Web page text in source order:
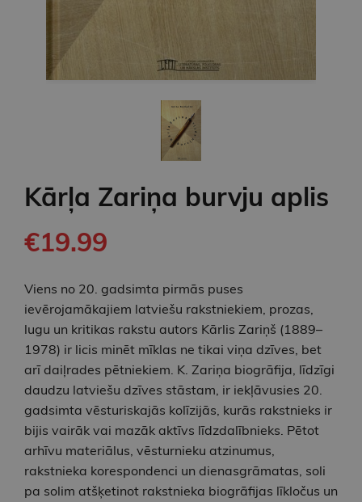
Kārļa Zariņa burvju aplis
€19.99
Viens no 20. gadsimta pirmās puses
ievērojamākajiem latviešu rakstniekiem, prozas,
lugu un kritikas rakstu autors Kārlis Zariņš (1889–
1978) ir licis minēt mīklas ne tikai viņa dzīves, bet
arī daiļrades pētniekiem. K. Zariņa biogrāfija, līdzīgi
daudzu latviešu dzīves stāstam, ir iekļāvusies 20.
gadsimta vēsturiskajās kolīzijās, kurās rakstnieks ir
bijis vairāk vai mazāk aktīvs līdzdalībnieks. Pētot
arhīvu materiālus, vēsturnieku atzinumus,
rakstnieka korespondenci un dienasgrāmatas, soli
pa solim atšķetinot rakstnieka biogrāfijas līkločus un